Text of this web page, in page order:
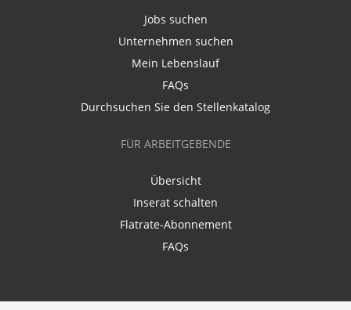
Jobs suchen
Unternehmen suchen
Mein Lebenslauf
FAQs
Durchsuchen Sie den Stellenkatalog
FÜR ARBEITGEBENDE
Übersicht
Inserat schalten
Flatrate-Abonnement
FAQs